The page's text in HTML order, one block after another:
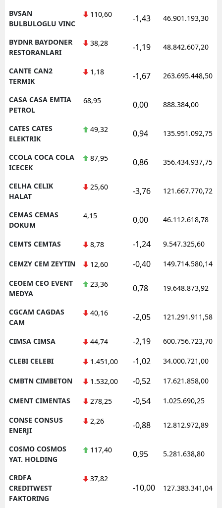
BVSAN
BULBULOGLU VINC
110,60 -1,43 46.901.193,30
BYDNR BAYDONER
RESTORANLARI
38,28 -1,19 48.842.607,20
CANTE CAN2
TERMIK
1,18 -1,67 263.695.448,50
CASA CASA EMTIA
PETROL
68,95 0,00 888.384,00
CATES CATES
ELEKTRIK
49,32 0,94 135.951.092,75
CCOLA COCA COLA
ICECEK
87,95 0,86 356.434.937,75
CELHA CELIK
HALAT
25,60 -3,76 121.667.770,72
CEMAS CEMAS
DOKUM
4,15 0,00 46.112.618,78
CEMTS CEMTAS 8,78 -1,24 9.547.325,60
CEMZY CEM ZEYTIN 12,60 -0,40 149.714.580,14
CEOEM CEO EVENT
MEDYA
23,36 0,78 19.648.873,92
CGCAM CAGDAS
CAM
40,16 -2,05 121.291.911,58
CIMSA CIMSA 44,74 -2,19 600.756.723,70
CLEBI CELEBI 1.451,00 -1,02 34.000.721,00
CMBTN CIMBETON 1.532,00 -0,52 17.621.858,00
CMENT CIMENTAS 278,25 -0,54 1.025.690,25
CONSE CONSUS
ENERJI
2,26 -0,88 12.812.972,89
COSMO COSMOS
YAT. HOLDING
117,40 0,95 5.281.638,80
CRDFA
CREDITWEST
FAKTORING
37,82
-10,00 127.383.341,04